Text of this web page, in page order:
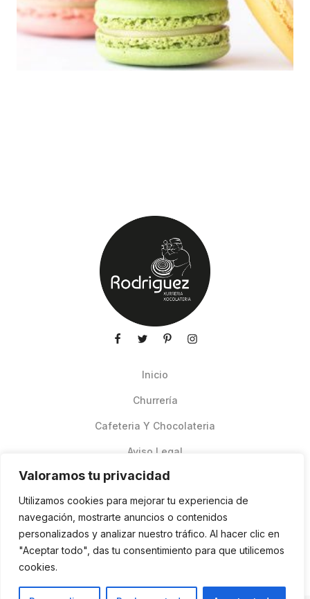
Valoramos tu privacidad
Utilizamos cookies para mejorar tu experiencia de
navegación, mostrarte anuncios o contenidos
personalizados y analizar nuestro tráfico. Al hacer clic en
"Aceptar todo", das tu consentimiento para que utilicemos
cookies.
Inicio
Churrería
Cafeteria Y Chocolateria
Aviso Legal
Pedidos Online Glovo
Contacto